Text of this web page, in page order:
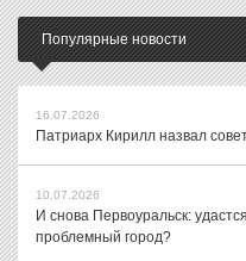
Популярные новости
16.07.2026
Патриарх Кирилл назвал
10.07.2026
И снова Первоуральск:
проблемный город?